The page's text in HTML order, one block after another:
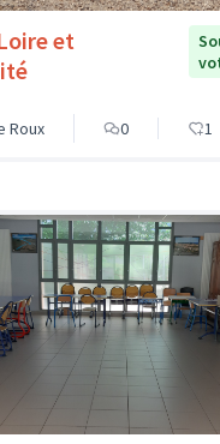
et
Roux 0 1